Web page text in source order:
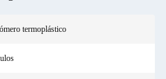
termoplástico